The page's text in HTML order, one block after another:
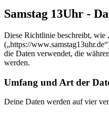
Samstag 13Uhr -
Diese Richtlinie beschreibt, wie
(„https://
die Daten verwendet, die
werden.
Umfang und Art der
Deine Daten werden auf vier